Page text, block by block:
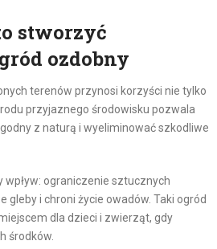
stworzyć
ozdobny
terenów przynosi korzyści nie tylko
przyjaznego środowisku pozwala
z naturą i wyeliminować szkodliwe
wpływ: ograniczenie sztucznych
gleby i chroni życie owadów. Taki ogród
dla dzieci i zwierząt, gdy
środków.